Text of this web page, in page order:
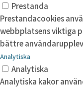
Prestanda
Prestandacookies
webbplatsens viktiga
bättre
Analytiska
Analytiska
Analytiska kakor